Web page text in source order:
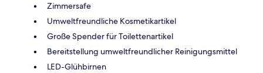
Zimmersafe
Umweltfreundliche Kosmetikartikel
Große Spender für Toilettenartikel
Bereitstellung umweltfreundlicher Reinigungsmittel
LED-Glühbirnen